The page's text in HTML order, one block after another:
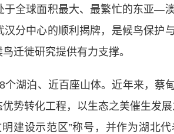
全球面积最大、最繁忙的东亚—
分中心的顺利揭牌，是候鸟保护
迁徙研究提供有力支撑。
湖泊、近百座山体。近年来，蔡
势转化工程，以生态之美催生发
建设示范区”称号，并作为湖北